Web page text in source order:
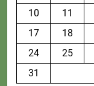
10
11
17
18
24
25
31